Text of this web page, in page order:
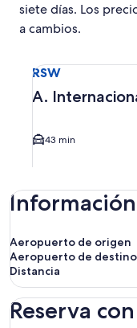
siete días. Los
a cambios.
RSW
A.
43 min
Aeropuerto de origen
Aeropuerto de destino
Distancia
Reserva